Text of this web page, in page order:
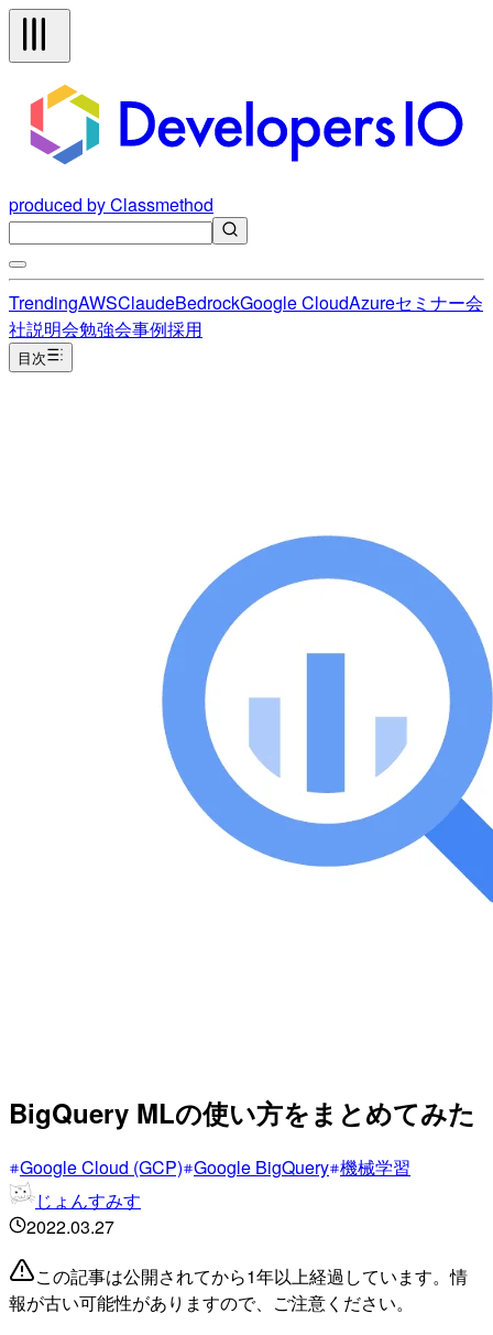
produced by Classmethod
TrendingAWSClaudeBedrockGoogle CloudAzureセミナー会
社説明会勉強会事例採用
目次
BigQuery MLの使い方をまとめてみた
Google Cloud (GCP) Google BigQuery 機械学習
じょんすみす
2022.03.27
この記事は公開されてから1年以上経過しています。情
報が古い可能性がありますので、ご注意ください。